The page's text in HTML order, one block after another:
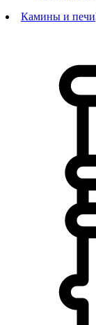
Камины и печи